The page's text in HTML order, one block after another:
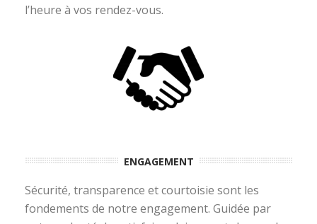
l’heure à vos rendez-vous.
ENGAGEMENT
Sécurité, transparence et courtoisie sont les
fondements de notre engagement. Guidée par